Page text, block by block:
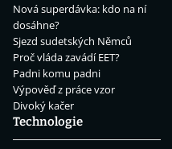
Nová superdávka: kdo na ní
dosáhne?
Sjezd sudetských Němců
Proč vláda zavádí EET?
Padni komu padni
Výpověď z práce vzor
Divoký kačer
Technologie